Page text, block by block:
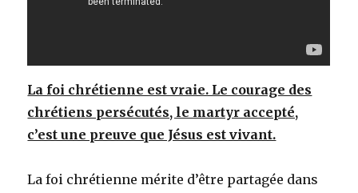
La foi chrétienne est vraie. Le courage des
chrétiens persécutés, le martyr accepté,
c’est une preuve que Jésus est vivant.
La foi chrétienne mérite d’être partagée dans